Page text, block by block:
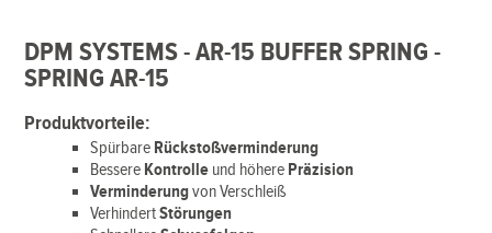
DPM SYSTEMS - AR-15 BUFFER SPRING -
SPRING AR-15
Produktvorteile:
Spürbare Rückstoßverminderung
Bessere Kontrolle und höhere Präzision
Verminderungvon Verschleiß
VerhindertStörungen